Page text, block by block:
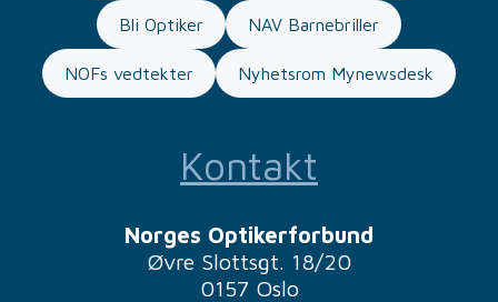
Bli Optiker NAV Barnebriller
NOFs vedtekter Nyhetsrom Mynewsdesk
Kontakt
Norges Optikerforbund
Øvre Slottsgt. 18/20
0157 Oslo